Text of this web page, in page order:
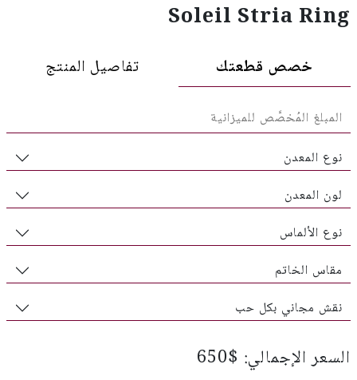
Soleil Stria Ring
خصص قطعتك تفاصيل المنتج
نوع المعدن
لون المعدن
نوع الألماس
مقاس الخاتم
نقش مجاني بكل حب
السعر الإجمالي: $650